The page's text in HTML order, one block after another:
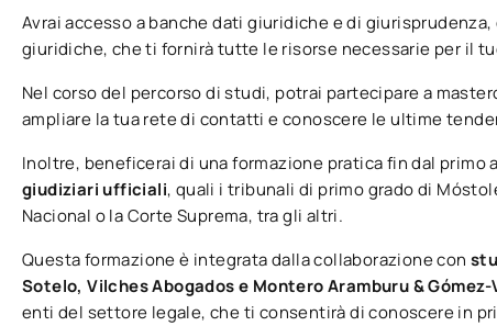
Avrai accesso a banche dati giuridiche e di
giuridiche, che ti fornirà tutte le risorse necessarie per il
Nel corso del percorso di studi, potrai partecipare a
ampliare la tua rete di contatti e conoscere le ultime
Inoltre, beneficerai di una formazione pratica fin dal primo
giudiziari ufficiali, quali i tribunali di primo grado di
Nacional o la Corte Suprema, tra gli altri.
Questa formazione è integrata dalla collaborazione con
Sotelo, Vilches Abogados e Montero Aramburu &
enti del settore legale, che ti consentirà di conoscere in